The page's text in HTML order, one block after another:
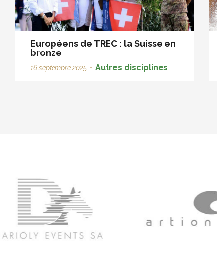
Européens de TREC : la Suisse en
bronze
16 septembre 2025 • Autres disciplines